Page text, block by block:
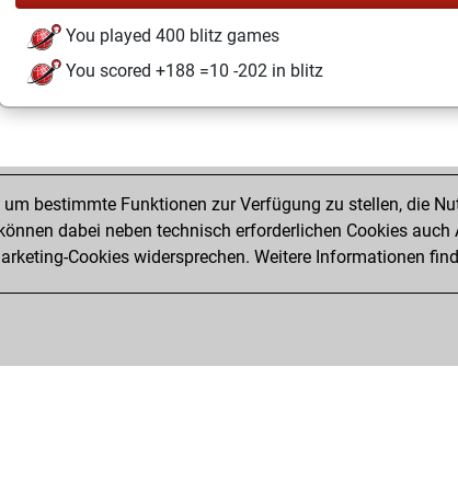
You played 400 blitz games
You scored +188 =10 -202 in blitz
bestimmte Funktionen zur Verfügung zu stellen, die
dabei neben technisch erforderlichen Cookies
Cookies widersprechen. Weitere Informationen